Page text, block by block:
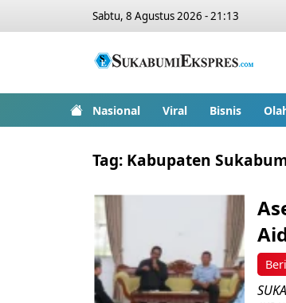
Sabtu, 8 Agustus 2026 - 21:13
Nasional Viral Bisnis
Tag: Kabupaten